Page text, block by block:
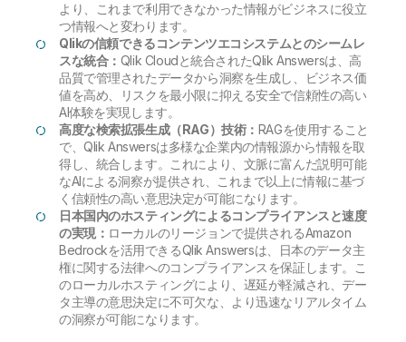
より、これまで利用できなかった情報がビジネスに役立
つ情報へと変わります。
Qlikの信頼できるコンテンツエコシステムとのシームレ
スな統合： Qlik Cloudと統合されたQlik Answersは、高
品質で管理されたデータから洞察を生成し、ビジネス価
値を高め、リスクを最小限に抑える安全で信頼性の高い
AI体験を実現します。
高度な検索拡張生成（RAG）技術： RAGを使用すること
で、Qlik Answersは多様な企業内の情報源から情報を取
得し、統合します。これにより、文脈に富んだ説明可能
なAIによる洞察が提供され、これまで以上に情報に基づ
く信頼性の高い意思決定が可能になります。
日本国内のホスティングによるコンプライアンスと速度
の実現： ローカルのリージョンで提供されるAmazon
Bedrockを活用できるQlik Answersは、日本のデータ主
権に関する法律へのコンプライアンスを保証します。こ
のローカルホスティングにより、遅延が軽減され、デー
タ主導の意思決定に不可欠な、より迅速なリアルタイム
の洞察が可能になります。